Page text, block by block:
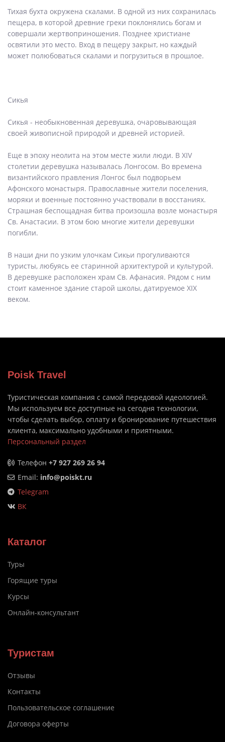
Тихая бухта окружена скалами. В одной из них сохранилась
пещера, в которой древние греки поклонялись богам и
совершали жертвоприношения. Позднее христиане
освятили это место. Вход в пещеру закрыт, но каждый
может полюбоваться скалами и погрузиться в прошлое.
Сикья
Сикья - необыкновенная деревушка, очаровывающая
своей живописной природой и древней историей.
Еще в эпоху неолита на этом месте жили люди. В XIV
столетии деревушка называлась Лонгосом. Во времена
византийского правления Лонгос был подворьем
Афонского монастыря. Православные жители поселения,
моряки и военные постоянно участвовали в восстаниях.
Страшная беспощадная битва произошла возле монастыря
Св. Анастасии. В этом бою многие жители деревушки
погибли.
В наши дни по узким улочкам Сикьи прогуливаются
туристы, любуясь ее старинной архитектурой и культурой.
В деревушке расположен храм Св. Афанасия. Рядом с ним
стоит каменное здание старой школы, датируемое XIX
веком.
Poisk Travel
Туристическая компания с самой передовой идеологией.
Мы используем все доступные на сегодня технологии,
чтобы сделать выбор, оплату и бронирование путешествия
клиента, максимально удобными и приятными.
Персональный раздел
Телефон +7 927 269 26 94
Email: info@poiskt.ru
Telegram
ВК
Каталог
Туры
Горящие туры
Курсы
Онлайн-консультант
Туристам
Отзывы
Контакты
Пользовательское соглашение
Договора оферты